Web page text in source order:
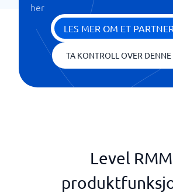
her
LES MER OM ET
TA KONTROLL OVER DENNE
Level RMM